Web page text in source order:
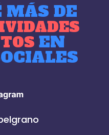
MÁS DE
EN